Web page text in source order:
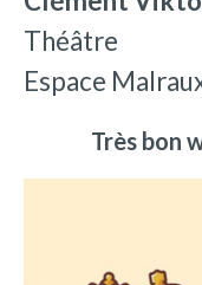
Théâtre
Espace
Très bon